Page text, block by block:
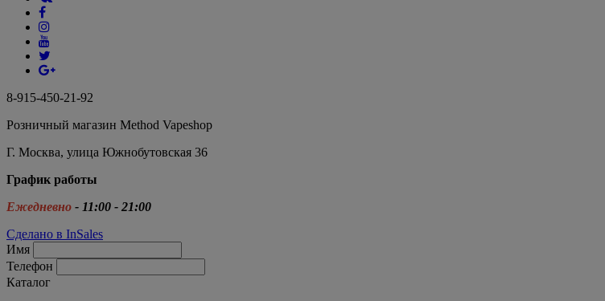
8-915-450-21-92
Розничный магазин Method Vapeshop
Г. Москва, улица Южнобутовская 36
График работы
Ежедневно - 11:00 - 21:00
Сделано в InSales
Имя
Телефон
Каталог